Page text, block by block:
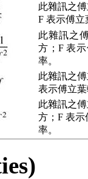
此雜訊之
F 表示傅
此雜訊之
方；F 表
率。
此雜訊之
表示傅立
此雜訊之
方；F 表
率。